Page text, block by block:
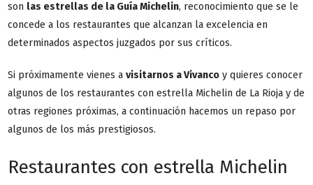
son las estrellas de la Guía Michelin, reconocimiento que se le
concede a los restaurantes que alcanzan la excelencia en
determinados aspectos juzgados por sus críticos.
Si próximamente vienes a visitarnos a Vivanco y quieres conocer
algunos de los restaurantes con estrella Michelin de La Rioja y de
otras regiones próximas, a continuación hacemos un repaso por
algunos de los más prestigiosos.
Restaurantes con estrella Michelin